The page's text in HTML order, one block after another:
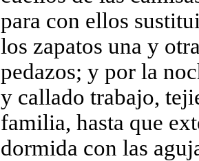
para con ellos
los zapatos una y
pedazos; y por la
y callado trabajo,
familia, hasta que
dormida con las